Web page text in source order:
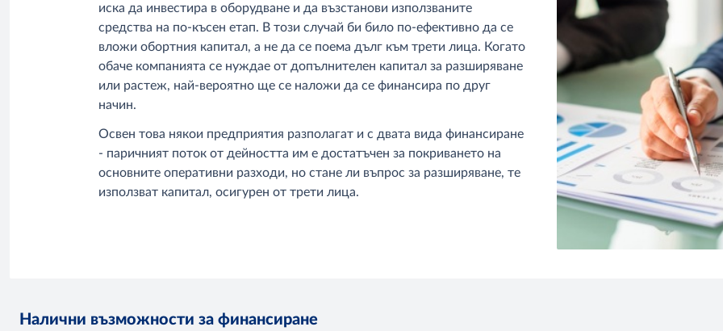
иска да инвестира в оборудване и да възстанови използваните
средства на по-късен етап. В този случай би било по-ефективно да се
вложи обортния капитал, а не да се поема дълг към трети лица. Когато
обаче компанията се нуждае от допълнителен капитал за разширяване
или растеж, най-вероятно ще се наложи да се финансира по друг
начин.
Освен това някои предприятия разполагат и с двата вида финансиране
- паричният поток от дейността им е достатъчен за покриването на
основните оперативни разходи, но стане ли въпрос за разширяване, те
използват капитал, осигурен от трети лица.
Налични възможности за финансиране